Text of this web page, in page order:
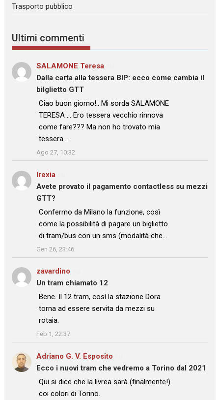
Trasporto pubblico
Ultimi commenti
SALAMONE Teresa
Dalla carta alla tessera BIP: ecco come cambia il
bilglietto GTT
: “
Ciao buon giorno!.. Mi sorda SALAMONE
TERESA … Ero tessera vecchio rinnova
come fare??? Ma non ho trovato mia
tessera…
Ago 27, 10:32
Irexia
Avete provato il pagamento contactless su mezzi
GTT?
: “
Confermo da Milano la funzione, così
come la possibilità di pagare un biglietto
di tram/bus con un sms (modalità che…
”
Gen 26, 23:46
zavardino
Un tram chiamato 12
: “Bene. Il 12 tram, così la stazione Dora
torna ad essere servita da mezzi su
rotaia.
”
Feb 1, 22:37
Adriano G. V. Esposito
Ecco i nuovi tram che vedremo a Torino dal 2021
: “
Qui si dice che la livrea sarà (finalmente!)
coi colori di Torino.